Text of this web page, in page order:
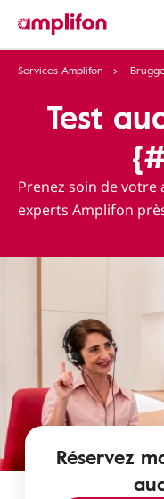
Services Amplifon
Test
Prenez soin de
experts Amplifon
Réservez